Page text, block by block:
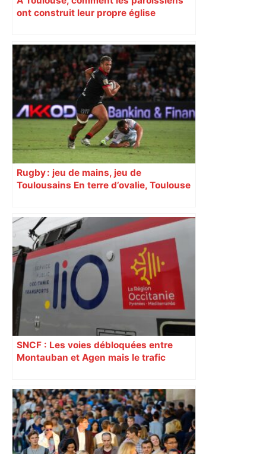
ont construit leur propre église
Rugby : jeu de mains, jeu de
Toulousains En terre d’ovalie, Toulouse
revendiquant surtout son art du jeu en
mouvement, vif et spectaculaire.
Décryptage. Série (4 / 10)
SNCF : Les voies débloquées entre
Montauban et Agen mais le trafic